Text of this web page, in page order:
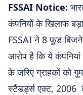
FSSAI Notice:
कंपनियों के खिलाफ
FSSAI ने 8 फूड
आरोप है कि ये कंपनियां
के जरिए ग्राहकों को
स्टैंडर्ड्स एक्ट, 2006